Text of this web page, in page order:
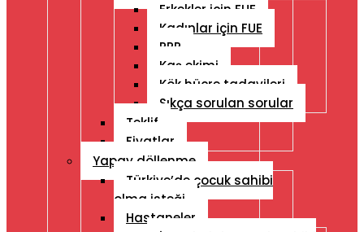
Erkekler için FUE
Kadınlar için FUE
PRP
Kaş ekimi
Kök hücre tadavileri
Sıkça sorulan sorular
Teklif
Fiyatlar
Yapay döllenme
Türkiye’de çocuk sahibi
olma isteği
Hastaneler